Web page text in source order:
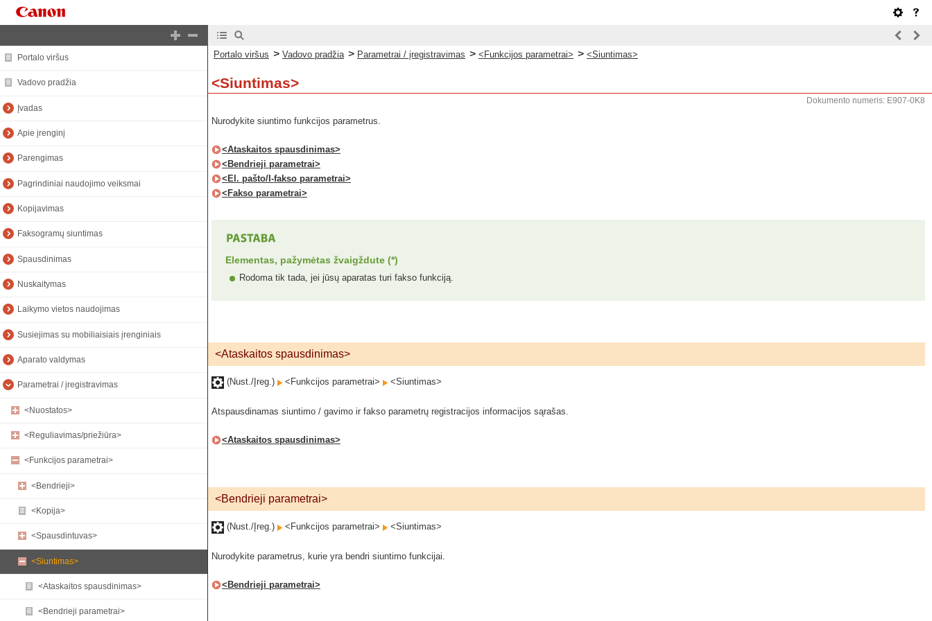
Portalo viršus
Vadovo pradžia
Įvadas
Apie įrenginį
Parengimas
Pagrindiniai naudojimo veiksmai
Kopijavimas
Faksogramų siuntimas
Spausdinimas
Nuskaitymas
Laikymo vietos naudojimas
Susiejimas su mobiliaisiais įrenginiais
Aparato valdymas
Parametrai / įregistravimas
<Nuostatos>
<Reguliavimas/priežiūra>
<Funkcijos parametrai>
<Bendrieji>
<Kopija>
<Spausdintuvas>
<Siuntimas>
<Ataskaitos spausdinimas>
<Bendrieji parametrai>
Portalo viršus > Vadovo pradžia > Parametrai / įregistravimas > <Funkcijos parametrai> > <Siuntimas>
<Siuntimas>
Dokumento numeris: E907-0K8
Nurodykite siuntimo funkcijos parametrus.
<Ataskaitos spausdinimas>
<Bendrieji parametrai>
<El. pašto/I-fakso parametrai>
<Fakso parametrai>
Elementas, pažymėtas žvaigždute (*)
Rodoma tik tada, jei jūsų aparatas turi fakso funkciją.
<Ataskaitos spausdinimas>
(Nust./Įreg.) <Funkcijos parametrai> <Siuntimas>
Atspausdinamas siuntimo / gavimo ir fakso parametrų registracijos informacijos sąrašas.
<Ataskaitos spausdinimas>
<Bendrieji parametrai>
(Nust./Įreg.) <Funkcijos parametrai> <Siuntimas>
Nurodykite parametrus, kurie yra bendri siuntimo funkcijai.
<Bendrieji parametrai>